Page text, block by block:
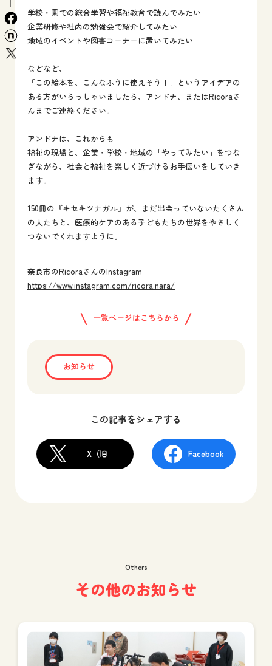
facebook
学校・園での総合学習や福祉教育で読んでみたい
企業研修や社内の勉強会で紹介してみたい
地域のイベントや図書コーナーに置いてみたい
などなど、
「この絵本を、こんなふうに使えそう！」というアイデアの
ある方がいらっしゃいましたら、アンドナ、またはRicoraさ
んまでご連絡ください。
アンドナは、これからも
福祉の現場と、企業・学校・地域の「やってみたい」をつな
ぎながら、社会と福祉を楽しく近づけるお手伝いをしていき
ます。
150冊の『キセキツナガル』が、まだ出会っていないたくさん
の人たちと、医療的ケアのある子どもたちの世界をやさしく
つないでくれますように。
奈良市のRicoraさんのInstagram
https://www.instagram.com/ricora.nara/
一覧ページはこちらから
お知らせ
この記事をシェアする
X（旧 Facebook
Others
その他のお知らせ